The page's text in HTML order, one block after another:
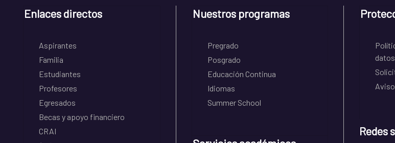
Enlaces directos
Aspirantes
Familia
Estudiantes
Profesores
Egresados
Becas y apoyo financiero
CRAI
Nuestros programas
Pregrado
Posgrado
Educación Continua
Idiomas
Summer School
Redes